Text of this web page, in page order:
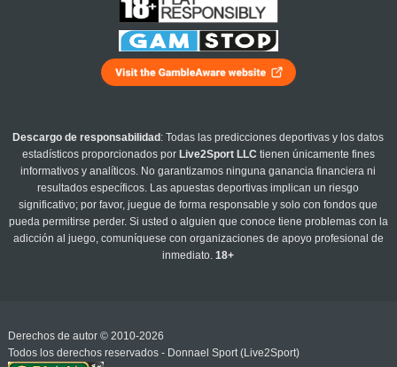
Descargo de responsabilidad : Todas las predicciones deportivas y los datos
estadísticos proporcionados por Live2Sport LLC tienen únicamente fines
informativos y analíticos. No garantizamos ninguna ganancia financiera ni
resultados específicos. Las apuestas deportivas implican un riesgo
significativo; por favor, juegue de forma responsable y solo con fondos que
pueda permitirse perder. Si usted o alguien que conoce tiene problemas con la
adicción al juego, comuníquese con organizaciones de apoyo profesional de
inmediato.18+
Derechos de autor © 2010-2026
Todos los derechos reservados - Donnael Sport (Live2Sport)